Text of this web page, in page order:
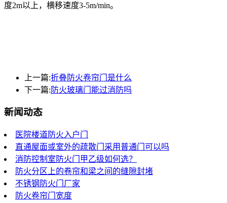
度2m以上，横移速度3-5m/min。
上一篇:折叠防火卷帘门是什么
下一篇: 防火玻璃门能过消防吗
新闻动态
医院楼道防火入户门
直通屋面或室外的疏散门采用普通门可以吗
消防控制室防火门甲乙级如何选？
防火分区上的卷帘和梁之间的缝隙封堵
不锈钢防火门厂家
防火卷帘门宽度